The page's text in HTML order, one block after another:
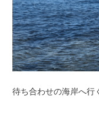
待ち合わせの海岸へ行